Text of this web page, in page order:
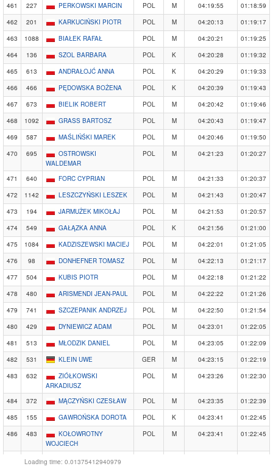
461
227 PERKOWSKI MARCIN POL M 04:19:55
01:18:59
462
201 KARKUCIŃSKI PIOTR POL M 04:20:13
01:19:17
463
1088 BIAŁEK RAFAŁ POL M 04:20:21
01:19:25
464
136 SZOL BARBARA POL K 04:20:28
01:19:32
465
613 ANDRAŁOJĆ ANNA POL K 04:20:29
01:19:33
466
466 PĘDOWSKA BOŻENA POL K 04:20:39
01:19:43
467
673 BIELIK ROBERT POL M 04:20:42
01:19:46
468
1092 GRASS BARTOSZ POL M 04:20:43
01:19:47
469
587 MAŚLIŃŚKI MAREK POL M 04:20:46
01:19:50
470
695
OSTROWSKI
WALDEMAR
POL M 04:21:23 01:20:27
471 640 FORC CYPRIAN POL M 04:21:33
01:20:37
472
1142 LESZCZYŃSKI LESZEK POL M 04:21:43
01:20:47
473
194 JARMUŻEK MIKOŁAJ POL M 04:21:53
01:20:57
474
549 GAŁĄZKA ANNA POL K 04:21:56
01:21:00
475
1084 KADZISZEWSKI MACIEJ POL M 04:22:01
01:21:05
476
98 DONHEFNER TOMASZ POL M 04:22:13
01:21:17
477
504 KUBIS PIOTR POL M 04:22:18
01:21:22
478
480 ARISMENDI JEAN-PAUL POL M 04:22:22
01:21:26
479
741 SZCZEPANIK ANDRZEJ POL M 04:22:50
01:21:54
480
429 DYNIEWICZ ADAM POL M 04:23:01
01:22:05
481
513 MŁODZIK DANIEL POL M 04:23:05
01:22:09
482
531 KLEIN UWE GER M 04:23:15
01:22:19
483
632
ZIÓŁKOWSKI
ARKADIUSZ
POL M 04:23:26 01:22:30
484 372 MĄCZYŃSKI CZESŁAW POL M 04:23:35
01:22:39
485
155 GAWROŃSKA DOROTA POL K 04:23:41
01:22:45
486
483
KOŁOWROTNY
WOJCIECH
POL M 04:23:41 01:22:45
171 KOLOSOK NATALIIA
Loading time: 0.01375412940979